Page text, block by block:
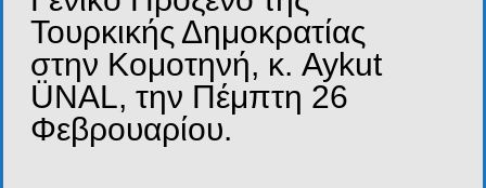
Τουρκικής Δημοκρατίας
στην Κομοτηνή, κ. Aykut
ÜNAL, την Πέμπτη 26
Φεβρουαρίου.